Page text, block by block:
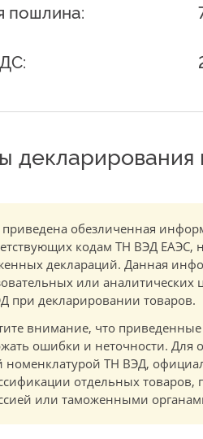
пошлина:
декларирования
обезличенная
кодам ТН ВЭД ЕАЭС,
деклараций. Данная
или аналитических
при декларировании товаров.
внимание, что
ошибки и неточности. Для
номенклатурой ТН ВЭД,
отдельных
или таможенными